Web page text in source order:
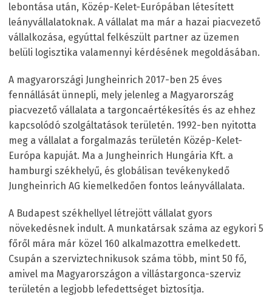
lebontása után, Közép-Kelet-Európában létesített
leányvállalatoknak. A vállalat ma már a hazai piacvezető
vállalkozása, egyúttal felkészült partner az üzemen
belüli logisztika valamennyi kérdésének megoldásában.
A magyarországi Jungheinrich 2017-ben 25 éves
fennállását ünnepli, mely jelenleg a Magyarország
piacvezető vállalata a targoncaértékesítés és az ehhez
kapcsolódó szolgáltatások területén. 1992-ben nyitotta
meg a vállalat a forgalmazás területén Közép-Kelet-
Európa kapuját. Ma a Jungheinrich Hungária Kft. a
hamburgi székhelyű, és globálisan tevékenykedő
Jungheinrich AG kiemelkedően fontos leányvállalata.
A Budapest székhellyel létrejött vállalat gyors
növekedésnek indult. A munkatársak száma az egykori 5
főről mára már közel 160 alkalmazottra emelkedett.
Csupán a szerviztechnikusok száma több, mint 50 fő,
amivel ma Magyarországon a villástargonca-szerviz
területén a legjobb lefedettséget biztosítja.